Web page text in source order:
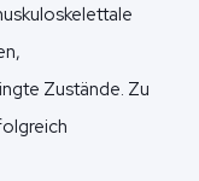
Zustände. Zu